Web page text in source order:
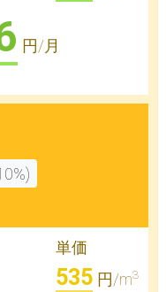
円/月
単価
535円/m3